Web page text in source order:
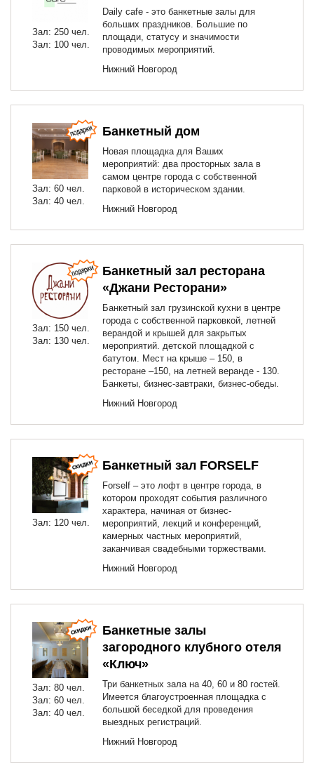
Зал: 250 чел.
Зал: 100 чел.
Daily cafe - это банкетные залы для
больших праздников. Большие по
площади, статусу и значимости
проводимых мероприятий.
Нижний Новгород
Зал: 60 чел.
Зал: 40 чел.
Банкетный дом
Новая площадка для Ваших
мероприятий: два просторных зала в
самом центре города с собственной
парковой в историческом здании.
Нижний Новгород
Зал: 150 чел.
Зал: 130 чел.
Банкетный зал ресторана
«Джани Ресторани»
Банкетный зал грузинской кухни в центре
города с собственной парковкой, летней
верандой и крышей для закрытых
мероприятий. детской площадкой с
батутом. Мест на крыше – 150, в
ресторане –150, на летней веранде - 130.
Банкеты, бизнес-завтраки, бизнес-обеды.
Нижний Новгород
Зал: 120 чел.
Банкетный зал FORSELF
Forself – это лофт в центре города, в
котором проходят события различного
характера, начиная от бизнес-
мероприятий, лекций и конференций,
камерных частных мероприятий,
заканчивая свадебными торжествами.
Нижний Новгород
Зал: 80 чел.
Зал: 60 чел.
Зал: 40 чел.
Банкетные залы
загородного клубного отеля
«Ключ»
Три банкетных зала на 40, 60 и 80 гостей.
Имеется благоустроенная площадка с
большой беседкой для проведения
выездных регистраций.
Нижний Новгород